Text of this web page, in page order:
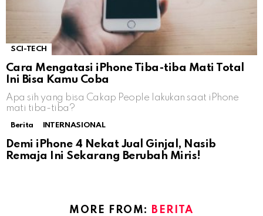
SCI-TECH
Cara Mengatasi iPhone Tiba-tiba Mati Total
Ini Bisa Kamu Coba
Apa sih yang bisa Cakap People lakukan saat iPhone
mati tiba-tiba?
Berita INTERNASIONAL
Demi iPhone 4 Nekat Jual Ginjal, Nasib
Remaja Ini Sekarang Berubah Miris!
MORE FROM: BERITA